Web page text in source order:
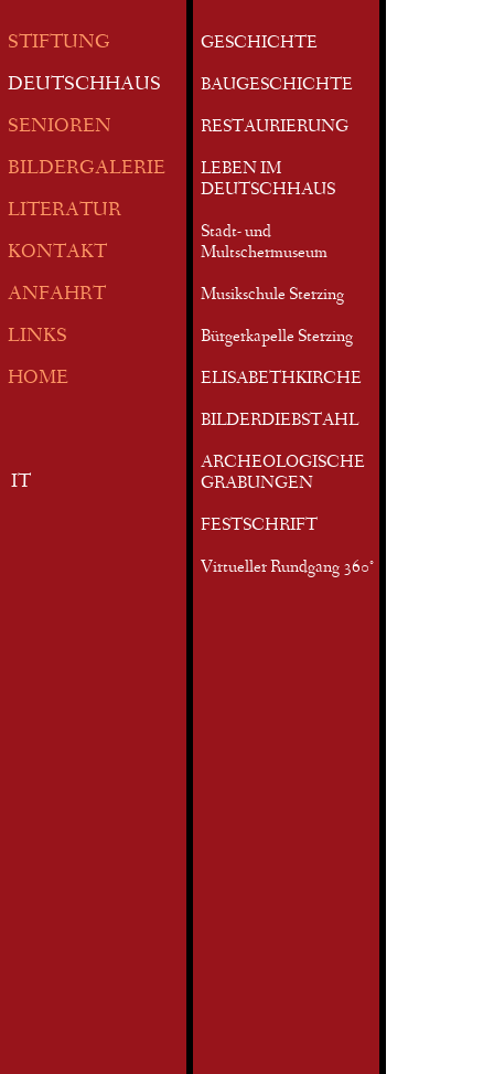
STIFTUNG
DEUTSCHHAUS
SENIOREN
BILDERGALERIE
LITERATUR
KONTAKT
ANFAHRT
LINKS
HOME
IT
GESCHICHTE
BAUGESCHICHTE
RESTAURIERUNG
LEBEN IM
DEUTSCHHAUS
Stadt- und
Multschermuseum
Musikschule Sterzing
Bürgerkapelle Sterzing
ELISABETHKIRCHE
BILDERDIEBSTAHL
ARCHEOLOGISCHE
GRABUNGEN
FESTSCHRIFT
Virtueller Rundgang 360°